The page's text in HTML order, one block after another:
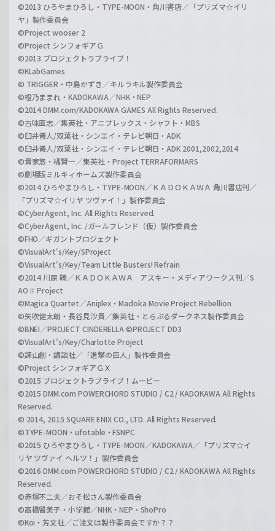
©2013 ひろやまひろし・TYPE-MOON・角川書店／「プリズマ☆イリ
ヤ」製作委員会
©Project wooser 2
©Project シンフォギアＧ
©2013 プロジェクトラブライブ！
©KLabGames
© TRIGGER・中島かずき／キルラキル製作委員会
©橙乃ままれ・KADOKAWA／NHK・NEP
©2014 DMM.com/KADOKAWA GAMES All Rights Reserved.
©古味直志／集英社・アニプレックス・シャフト・MBS
©臼井儀人/双葉社・シンエイ・テレビ朝日・ADK
©臼井儀人/双葉社・シンエイ・テレビ朝日・ADK 2001,2002,2014
©貴家悠・橘賢一／集英社・Project TERRAFORMARS
©劇場版ミルキィホームズ製作委員会
©2014 ひろやまひろし・TYPE-MOON／ＫＡＤＯＫＡＷＡ 角川書店刊／
「プリズマ☆イリヤ ツヴァイ！」製作委員会
©CyberAgent, Inc. All Rights Reserved.
©CyberAgent, Inc. /ガールフレンド（仮）製作委員会
©FHO／ギガントプロジェクト
©VisualArt's/Key/SProject
©VisualArt's/Key/Team Little Busters! Refrain
©2014 川原 礫／ＫＡＤＯＫＡＷＡ アスキー・メディアワークス刊／S
AOⅡ Project
©Magica Quartet／Aniplex・Madoka Movie Project Rebellion
©矢吹健太朗・長谷見沙貴／集英社・とらぶるダークネス製作委員会
©BNEI／PROJECT CINDERELLA ©PROJECT DD3
©VisualArt's/Key/Charlotte Project
©諫山創・講談社／「進撃の巨人」製作委員会
©Project シンフォギアＧＸ
©2015 プロジェクトラブライブ！ムービー
©2015 DMM.com POWERCHORD STUDIO / C2 / KADOKAWA All Rights
Reserved.
© 2014, 2015 SQUARE ENIX CO., LTD. All Rights Reserved.
©TYPE-MOON・ufotable・FSNPC
©2015 ひろやまひろし・TYPE-MOON／KADOKAWA／「プリズマ☆イ
リヤ ツヴァイ ヘルツ！」製作委員会
©2016 DMM.com POWERCHORD STUDIO / C2 / KADOKAWA All Rights
Reserved.
©赤塚不二夫／おそ松さん製作委員会
©高橋留美子・小学館／NHK・NEP・ShoPro
©Koi・芳文社／ご注文は製作委員会ですか？？